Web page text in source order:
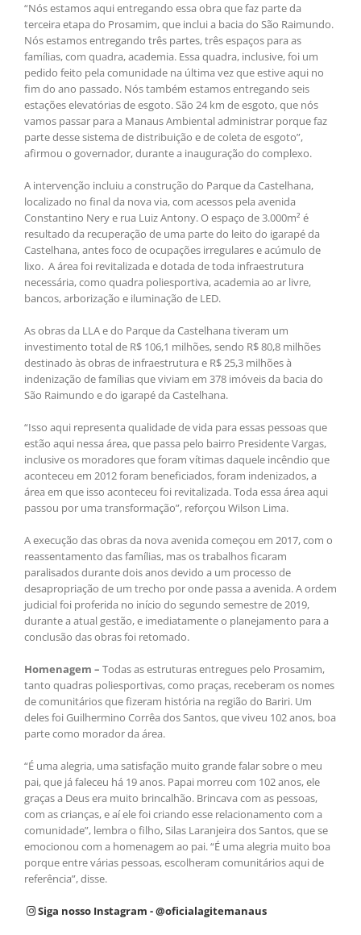
“Nós estamos aqui entregando essa obra que faz parte da
terceira etapa do Prosamim, que inclui a bacia do São Raimundo.
Nós estamos entregando três partes, três espaços para as
famílias, com quadra, academia. Essa quadra, inclusive, foi um
pedido feito pela comunidade na última vez que estive aqui no
fim do ano passado. Nós também estamos entregando seis
estações elevatórias de esgoto. São 24 km de esgoto, que nós
vamos passar para a Manaus Ambiental administrar porque faz
parte desse sistema de distribuição e de coleta de esgoto”,
afirmou o governador, durante a inauguração do complexo.
A intervenção incluiu a construção do Parque da Castelhana,
localizado no final da nova via, com acessos pela avenida
Constantino Nery e rua Luiz Antony. O espaço de 3.000m² é
resultado da recuperação de uma parte do leito do igarapé da
Castelhana, antes foco de ocupações irregulares e acúmulo de
lixo. A área foi revitalizada e dotada de toda infraestrutura
necessária, como quadra poliesportiva, academia ao ar livre,
bancos, arborização e iluminação de LED.
As obras da LLA e do Parque da Castelhana tiveram um
investimento total de R$ 106,1 milhões, sendo R$ 80,8 milhões
destinado às obras de infraestrutura e R$ 25,3 milhões à
indenização de famílias que viviam em 378 imóveis da bacia do
São Raimundo e do igarapé da Castelhana.
“Isso aqui representa qualidade de vida para essas pessoas que
estão aqui nessa área, que passa pelo bairro Presidente Vargas,
inclusive os moradores que foram vítimas daquele incêndio que
aconteceu em 2012 foram beneficiados, foram indenizados, a
área em que isso aconteceu foi revitalizada. Toda essa área aqui
passou por uma transformação”, reforçou Wilson Lima.
A execução das obras da nova avenida começou em 2017, com o
reassentamento das famílias, mas os trabalhos ficaram
paralisados durante dois anos devido a um processo de
desapropriação de um trecho por onde passa a avenida. A ordem
judicial foi proferida no início do segundo semestre de 2019,
durante a atual gestão, e imediatamente o planejamento para a
conclusão das obras foi retomado.
Homenagem – Todas as estruturas entregues pelo Prosamim,
tanto quadras poliesportivas, como praças, receberam os nomes
de comunitários que fizeram história na região do Bariri. Um
deles foi Guilhermino Corrêa dos Santos, que viveu 102 anos, boa
parte como morador da área.
“É uma alegria, uma satisfação muito grande falar sobre o meu
pai, que já faleceu há 19 anos. Papai morreu com 102 anos, ele
graças a Deus era muito brincalhão. Brincava com as pessoas,
com as crianças, e aí ele foi criando esse relacionamento com a
comunidade”, lembra o filho, Silas Laranjeira dos Santos, que se
emocionou com a homenagem ao pai. “É uma alegria muito boa
porque entre várias pessoas, escolheram comunitários aqui de
referência”, disse.
Siga nosso Instagram - @oficialagitemanaus